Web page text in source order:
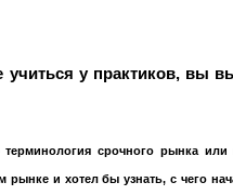
у практиков, вы
срочного рынка или
и хотел бы узнать, с чего